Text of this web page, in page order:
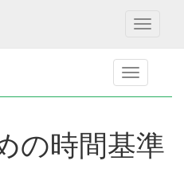
Toggle
の時間基準